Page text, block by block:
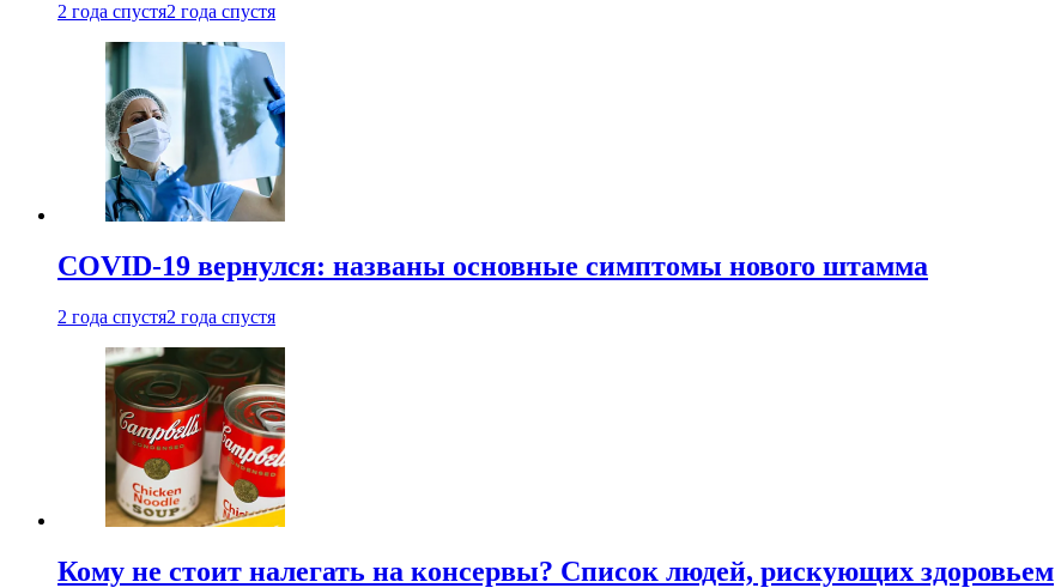
2 года спустя2 года спустя
COVID-19 вернулся: названы основные симптомы нового штамма
2 года спустя2 года спустя
Кому не стоит налегать на консервы? Список людей, рискующих здоровьем